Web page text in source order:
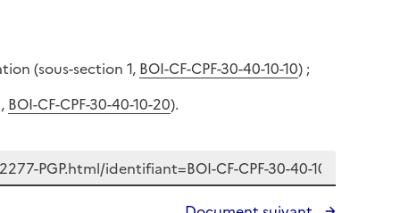
(sous-section 1, BOI-CF-CPF-30-40-10-10) ;
BOI-CF-CPF-30-40-10-20).